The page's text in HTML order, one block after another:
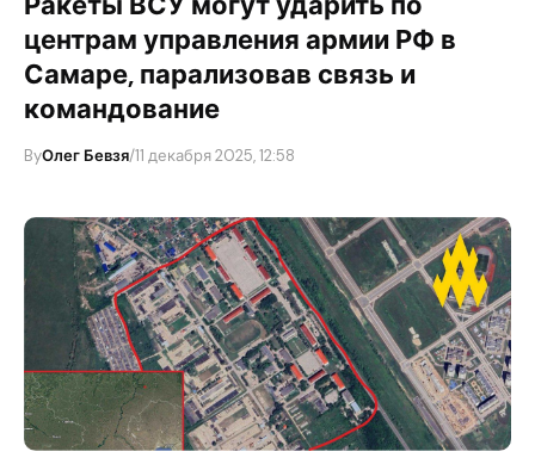
центрам управления армии РФ в
Самаре, парализовав связь и
командование
ByОлег Бевзя/11 декабря 2025, 12:58